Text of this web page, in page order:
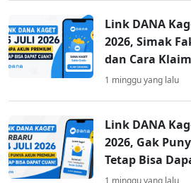
Link DANA
2026, Simak
dan Cara
1 minggu yang lalu
Link DANA
2026, Gak
Tetap Bisa